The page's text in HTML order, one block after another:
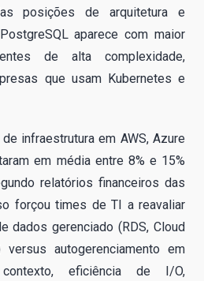
posições de arquitetura e
aparece com maior
de alta complexidade,
que usam Kubernetes e
infraestrutura em AWS, Azure
em média entre 8% e 15%
relatórios financeiros das
forçou times de TI a reavaliar
dados gerenciado (RDS, Cloud
versus autogerenciamento em
eficiência de I/O,